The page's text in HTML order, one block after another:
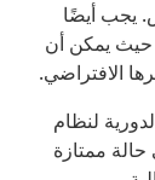
يجب أيضًا
حيث يمكن أن
الافتراضي.
لنظام
ممتازة